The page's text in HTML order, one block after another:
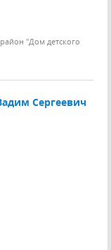
"Дом детского
Сергеевич